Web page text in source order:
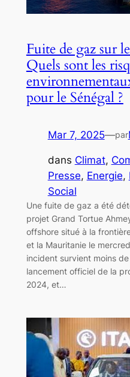
Fuite de gaz sur
Quels sont les
pour le Sénégal ?
Mar 7, 2025—par
dans Climat,
Presse, Energie,
Social
Une fuite de gaz a été
projet Grand Tortue
offshore situé à la
et la Mauritanie le
incident survient moins
lancement officiel de la
2024, et…